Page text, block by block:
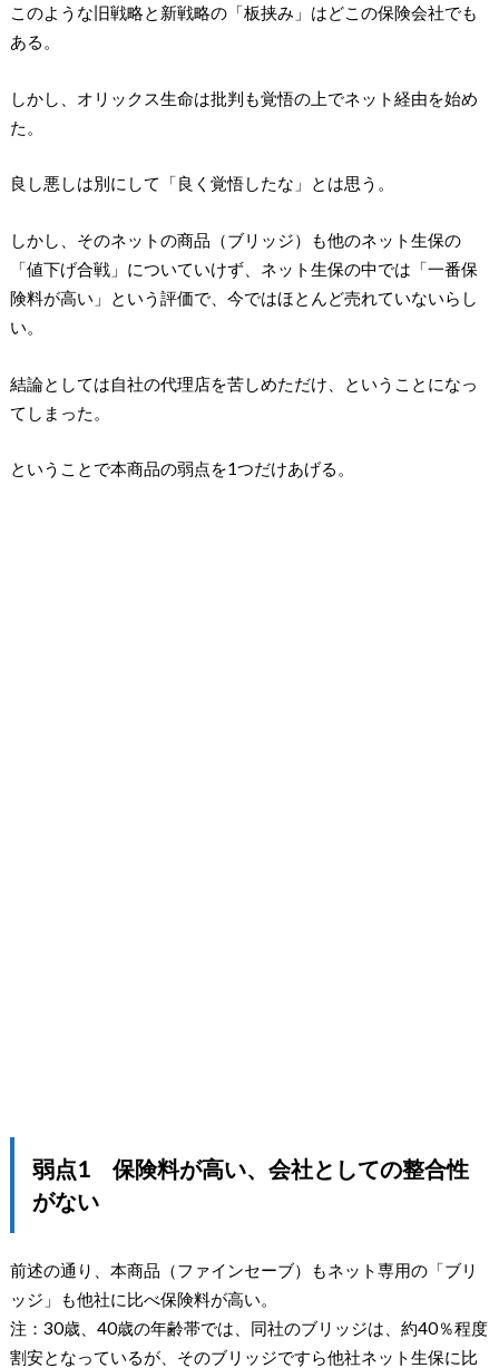
このような旧戦略と新戦略の「板挟み」はどこの保険会社でも
ある。
しかし、オリックス生命は批判も覚悟の上でネット経由を始め
た。
良し悪しは別にして「良く覚悟したな」とは思う。
しかし、そのネットの商品（ブリッジ）も他のネット生保の
「値下げ合戦」についていけず、ネット生保の中では「一番保
険料が高い」という評価で、今ではほとんど売れていないらし
い。
結論としては自社の代理店を苦しめただけ、ということになっ
てしまった。
ということで本商品の弱点を1つだけあげる。
弱点1 保険料が高い、会社としての整合性
がない
前述の通り、本商品（ファインセーブ）もネット専用の「ブリ
ッジ」も他社に比べ保険料が高い。
注：30歳、40歳の年齢帯では、同社のブリッジは、約40％程度
割安となっているが、そのブリッジですら他社ネット生保に比